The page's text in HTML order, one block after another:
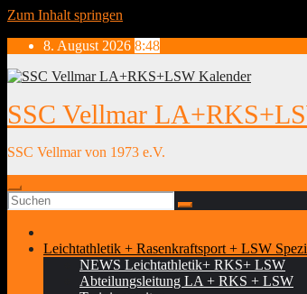
Zum Inhalt springen
8. August 2026 8:48
SSC Vellmar
SSC Vellmar von 1973 e.V.
Leichtathletik + Rasenkraftsport + LSW
NEWS Leichtathletik+ RKS+ LSW
Abteilungsleitung LA + RKS + LSW